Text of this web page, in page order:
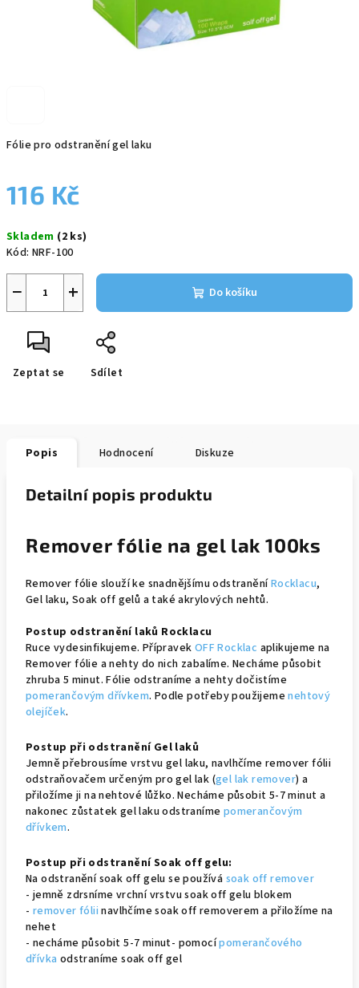
Fólie pro odstranění gel laku
116 Kč
cena:
Skladem (2 ks)
Kód: NRF-100
+
− Do košíku
Zeptat se Sdílet
Popis Hodnocení Diskuze
Detailní popis produktu
Remover fólie na gel lak 100ks
Remover fólie slouží ke snadnějšímu odstraněníRocklacu,
Gel laku, Soak off gelů a také akrylových nehtů.
Postup odstranění laků Rocklacu
Ruce vydesinfikujeme. Přípravek OFF Rocklac aplikujeme na
Remover fólie a nehty do nich zabalíme. Necháme působit
zhruba 5 minut. Fólie odstraníme a nehty dočistíme
pomerančovým dřívkem. Podle potřeby použijemenehtový
olejíček.
Postup při odstranění Gel laků
Jemně přebrousíme vrstvu gel laku, navlhčíme remover fólii
odstraňovačem určeným pro gel lak (gel lak remover) a
přiložíme ji na nehtové lůžko. Necháme působit 5-7 minut a
nakonec zůstatek gel laku odstraníme pomerančovým
dřívkem.
Postup při odstranění Soak off gelu:
Na odstranění soak off gelu se používá soak off remover
- jemně zdrsníme vrchní vrstvu soak off gelu blokem
- remover fólii navlhčíme soak off removerem a přiložíme na
nehet
- necháme působit 5-7 minut- pomocípomerančového
dřívka odstraníme soak off gel